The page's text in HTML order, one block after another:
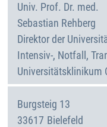
Univ. Prof. Dr. med.
Sebastian Rehberg
Direktor der
Intensiv-, Notfall,
Universitätsklinikum
Burgsteig 13
33617 Bielefeld